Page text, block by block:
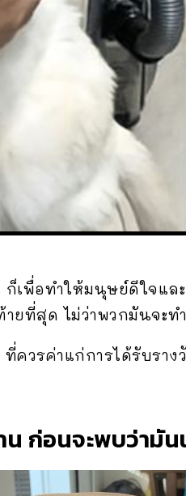
เพื่อทำให้มนุษย์ดีใจแล
ยที่สุด ไม่ว่าพวกมันจะ
วรค่าแก่การได้รับราง
ก่อนจะพบว่ามัน